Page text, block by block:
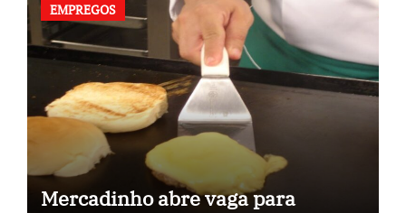
EMPREGOS
Mercadinho abre vaga para